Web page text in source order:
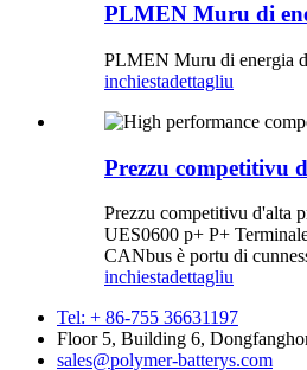
PLMEN Muru di
PLMEN Muru di energia
inchiestadettagliu
Prezzu competitivu
Prezzu competitivu d'alta
UES0600 p+ P+
CANbus è portu di
inchiestadettagliu
Tel: + 86-755 36631197
Floor 5, Building 6,
sales@polymer-batterys.com